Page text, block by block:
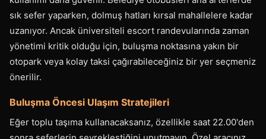
sık sefer yaparken, dolmuş hatları kırsal mahallelere kadar
uzanıyor. Ancak üniversiteli escort randevularında zaman
yönetimi kritik olduğu için, buluşma noktasına yakın bir
otopark veya kolay taksi çağırabileceğiniz bir yer seçmeniz
önerilir.
Buluşma Öncesi Ulaşım Stratejileri
Eğer toplu taşıma kullanacaksanız, özellikle saat 22.00'den